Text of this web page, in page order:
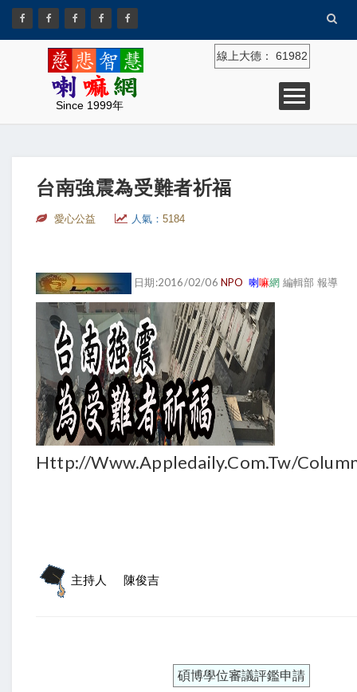
Since 1999年
線上大德： 61982
台南強震為受難者祈福
愛心公益 人氣： 5184
日期:2016/02/06 NPO 喇嘛網 編輯部 報導
Http://www.appledaily.com.tw/
主持人 陳俊吉
碩博學位審議評鑑申請